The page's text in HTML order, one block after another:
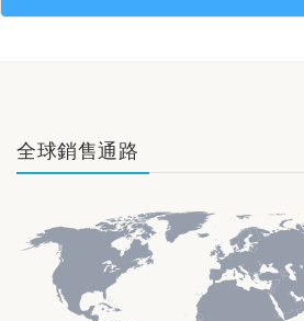
全球銷售通路